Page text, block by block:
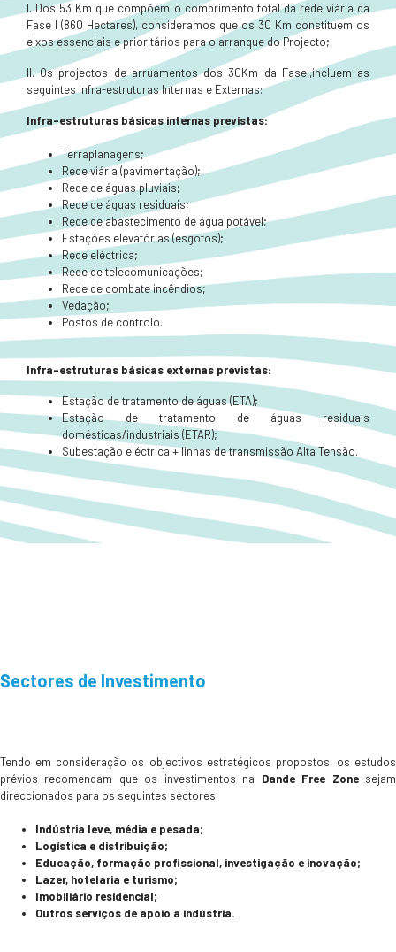
I. Dos 53 Km que compõem o comprimento total da rede viária da
Fase I (860 Hectares), consideramos que os 30 Km constituem os
eixos essenciais e prioritários para o arranque do Projecto;
II. Os projectos de arruamentos dos 30Km da FaseI,incluem as
seguintes Infra-estruturas Internas e Externas:
Infra-estruturas básicas internas previstas:
Terraplanagens;
Rede viária (pavimentação);
Rede de águas pluviais;
Rede de águas residuais;
Rede de abastecimento de água potável;
Estações elevatórias (esgotos);
Rede eléctrica;
Rede de telecomunicações;
Rede de combate incêndios;
Vedação;
Postos de controlo.
Infra-estruturas básicas externas previstas:
Estação de tratamento de águas (ETA);
Estação de tratamento de águas residuais
domésticas/industriais (ETAR);
Subestação eléctrica + linhas de transmissão Alta Tensão.
Sectores de Investimento
Tendo em consideração os objectivos estratégicos propostos, os estudos
prévios recomendam que os investimentos na Dande Free Zonesejam
direccionados para os seguintes sectores:
Indústria leve, média e pesada;
Logística e distribuição;
Educação, formação profissional, investigação e inovação;
Lazer, hotelaria e turismo;
Imobiliário residencial;
Outros serviços de apoio a indústria.